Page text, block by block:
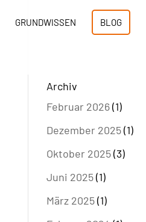
GRUNDWISSEN BLOG
Archiv
Februar 2026(1)
Dezember 2025(1)
Oktober 2025(3)
Juni 2025(1)
März 2025(1)